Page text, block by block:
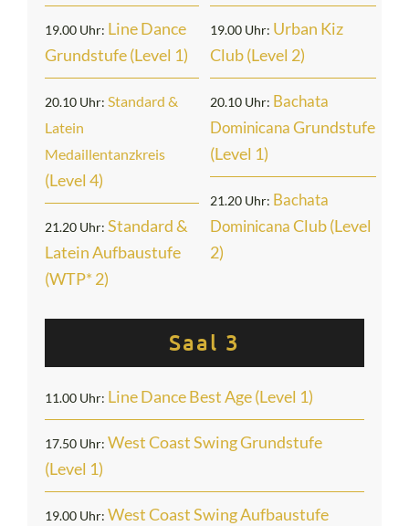
19.00 Uhr: LineDance
Grundstufe (Level 1)
20.10 Uhr: Standard &
Latein
Medaillentanzkreis
(Level 4)
21.20 Uhr: Standard &
Latein Aufbaustufe
(WTP* 2)
19.00 Uhr: Urban Kiz
Club (Level 2)
20.10 Uhr: Bachata
DominicanaGrundstufe
(Level 1)
21.20 Uhr: Bachata
DominicanaClub (Level
2)
Saal 3
11.00 Uhr: Line Dance Best Age (Level 1)
17.50 Uhr: West Coast Swing Grundstufe
(Level 1)
19.00 Uhr: West Coast Swing Aufbaustufe